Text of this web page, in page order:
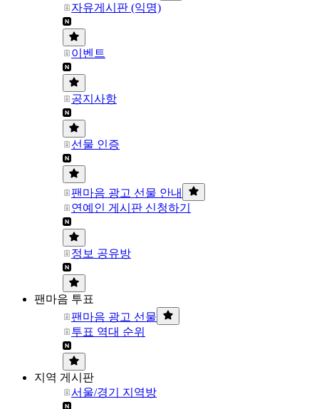
자유게시판 (익명)
이벤트
공지사항
선물 인증
팬마음 광고 선물 안내
연예인 게시판 신청하기
정보 공유방
팬마음 투표
팬마음 광고 선물
투표 역대 순위
지역 게시판
서울/경기 지역방